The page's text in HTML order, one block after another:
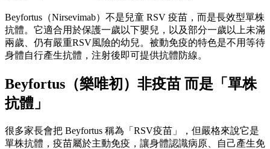
Beyfortus（Nirsevimab）不是兒童 RSV 疫苗，而是長效型單株
抗體。它適合用於保護一歲以下嬰兒，以及部分一歲以上未滿
兩歲、仍有嚴重RSV風險的幼兒。被動免疫的特色是不用等待
身體自行產生抗體，注射後即可提供抗體防線。
Beyfortus （樂唯初）非疫苗 而是「單株
抗體」
很多家長會把 Beyfortus 稱為「RSV疫苗」，但嚴格來說它是
單株抗體，疫苗屬於主動免疫，讓身體認識病原、自己產生免